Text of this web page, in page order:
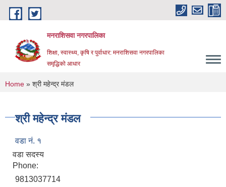
Skip to main content
मनराशिसवा नगरपालिका
शिक्षा, स्वास्थ्य, कृषि र पुर्वाधार: मनराशिसवा नगरपालिका
समृद्धिको आधार
You are here
Home » श्री महेन्द्र मंडल
श्री महेन्द्र मंडल
वडा नं. १
वडा सदस्य
Phone:
9813037714